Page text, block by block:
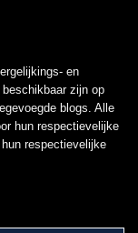
en
zijn op
blogs. Alle
hun respectievelijke
respectievelijke